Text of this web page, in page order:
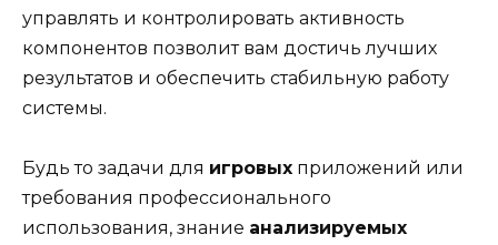
управлять и контролировать активность
компонентов позволит вам достичь лучших
результатов и обеспечить стабильную работу
системы.
Будь то задачи для игровых приложений или
требования профессионального
использования, знание анализируемых